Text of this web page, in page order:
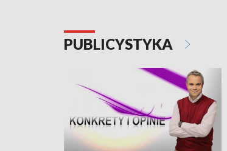
PUBLICYSTYKA